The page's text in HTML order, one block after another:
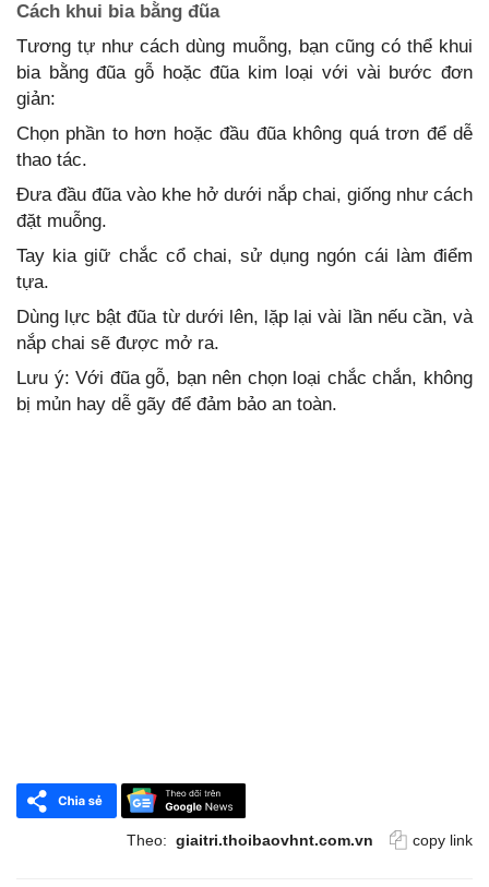
Cách khui bia bằng đũa
Tương tự như cách dùng muỗng, bạn cũng có thể khui
bia bằng đũa gỗ hoặc đũa kim loại với vài bước đơn
giản:
Chọn phần to hơn hoặc đầu đũa không quá trơn để dễ
thao tác.
Đưa đầu đũa vào khe hở dưới nắp chai, giống như cách
đặt muỗng.
Tay kia giữ chắc cổ chai, sử dụng ngón cái làm điểm
tựa.
Dùng lực bật đũa từ dưới lên, lặp lại vài lần nếu cần, và
nắp chai sẽ được mở ra.
Lưu ý: Với đũa gỗ, bạn nên chọn loại chắc chắn, không
bị mủn hay dễ gãy để đảm bảo an toàn.
Theo: giaitri.thoibaovhnt.com.vn copy link